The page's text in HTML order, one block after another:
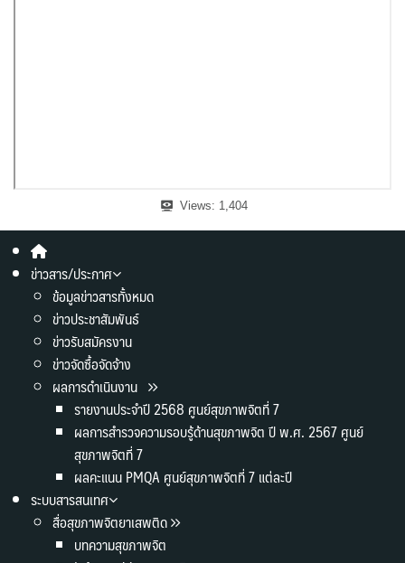
Views: 1,404
ข่าวสาร/ประกาศ
ข้อมูลข่าวสารทั้งหมด
ข่าวประชาสัมพันธ์
ข่าวรับสมัครงาน
ข่าวจัดซื้อจัดจ้าง
ผลการดำเนินงาน
รายงานประจำปี 2568 ศูนย์สุขภาพจิตที่ 7
ผลการสำรวจความรอบรู้ด้านสุขภาพจิต ปี พ.ศ. 2567 ศูนย์
สุขภาพจิตที่ 7
ผลคะแนน PMQA ศูนย์สุขภาพจิตที่ 7 แต่ละปี
ระบบสารสนเทศ
สื่อสุขภาพจิตยาเสพติด
บทความสุขภาพจิต